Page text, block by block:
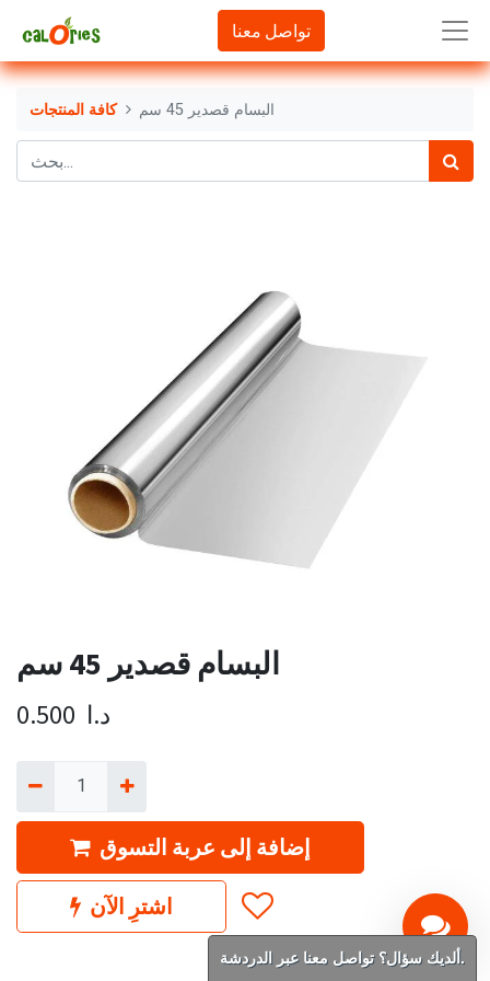
تواصل معنا
كافة المنتجات البسام قصدير 45 سم
البسام قصدير 45 سم
0.500 د.ا
إضافة إلى عربة التسوق
اشترِ الآن
ألديك سؤال؟ تواصل معنا عبر الدردشة.